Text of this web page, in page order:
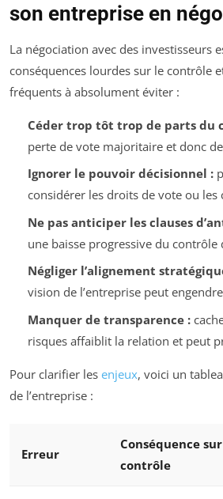
son entreprise en
La négociation avec des investisseurs
conséquences lourdes sur le contrôle
fréquents à absolument éviter :
Céder trop tôt trop de parts du
perte de vote majoritaire et donc
Ignorer le pouvoir décisionnel :
considérer les droits de vote ou
Ne pas anticiper les clauses
une baisse progressive du
Négliger l’alignement
vision de l’entreprise peut
Manquer de transparence :
risques affaiblit la relation et peut
Pour clarifier les enjeux, voici un
de l’entreprise :
Erreur
Conséquence
contrôle